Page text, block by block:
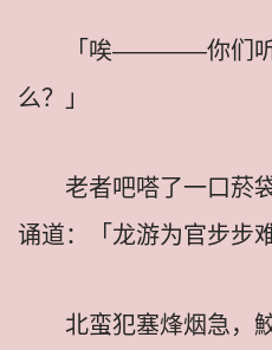
「唉————你们听
么？」
老者吧嗒了一口菸
诵道：「龙游为官步步
北蛮犯塞烽烟急，